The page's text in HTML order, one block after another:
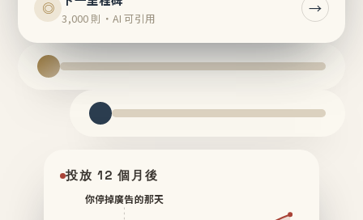
◎
3,000 則・AI 可引用
→
投放 12 個月後
你停掉廣告的那天